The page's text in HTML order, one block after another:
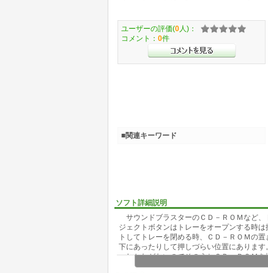
ソフト詳細説明
サウンドブラスターのＣＤ－ＲＯＭなど
ジェクトボタンはトレーをオープンする時
トしてトレーを閉める時、ＣＤ－ＲＯＭの
下にあったりして押しづらい位置にあります。
しかたがないのでそのうちＣＤ－ＲＯＭを
ままトレーを手で押してＣＤ－ＲＯＭを入
ユーザーの評価(0 人)：
コメント： 0件
■関連キーワード